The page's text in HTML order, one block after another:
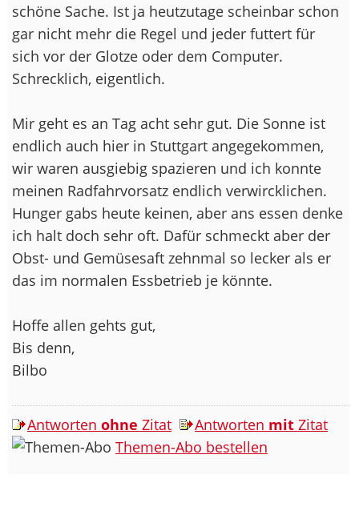
schöne Sache. Ist ja heutzutage scheinbar schon
gar nicht mehr die Regel und jeder futtert für
sich vor der Glotze oder dem Computer.
Schrecklich, eigentlich.
Mir geht es an Tag acht sehr gut. Die Sonne ist
endlich auch hier in Stuttgart angegekommen,
wir waren ausgiebig spazieren und ich konnte
meinen Radfahrvorsatz endlich verwircklichen.
Hunger gabs heute keinen, aber ans essen denke
ich halt doch sehr oft. Dafür schmeckt aber der
Obst- und Gemüsesaft zehnmal so lecker als er
das im normalen Essbetrieb je könnte.
Hoffe allen gehts gut,
Bis denn,
Bilbo
Antworten ohne Zitat Antworten mit Zitat
Themen-Abo bestellen